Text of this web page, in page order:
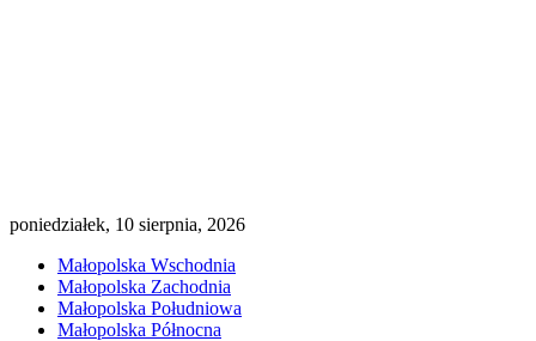
poniedziałek, 10 sierpnia, 2026
Małopolska Wschodnia
Małopolska Zachodnia
Małopolska Południowa
Małopolska Północna